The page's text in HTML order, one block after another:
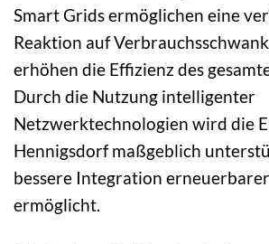
Smart Grids ermöglichen eine
Reaktion auf
erhöhen die Effizienz des
Durch die Nutzung intelligenter
Netzwerktechnologien wird die
Hennigsdorf maßgeblich
bessere Integration
ermöglicht.